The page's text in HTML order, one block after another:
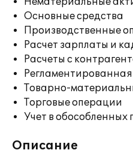
Основные средства
Производственные
Расчет зарплаты и
Расчеты с
Регламентированная
Товарно-
Торговые операции
Учет в обособленных
Описание